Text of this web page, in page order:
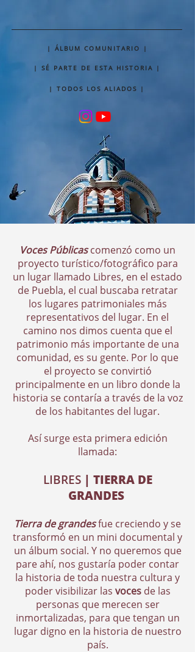
| ÁLBUM COMUNITARIO |
| SÉ PARTE DE ESTA HISTORIA |
| TODOS LOS ALIADOS |
Voces Públicascomenzó como un
proyecto turístico/fotográfico para
un lugar llamado Libres, en el estado
de Puebla, el cual buscaba retratar
los lugares patrimoniales más
representativos del lugar. En el
camino nos dimos cuenta que el
patrimonio más importante de una
comunidad, es su gente. Por lo que
el proyecto se convirtió
principalmente en un libro donde la
historia se contaría a través de la voz
de los habitantes del lugar.
Así surge esta primera edición
llamada:
LIBRES | TIERRA DE
GRANDES
Tierra de grandesfue creciendo y se
transformó en un mini documental y
un álbum social. Y no queremos que
pare ahí, nos gustaría poder contar
la historia de toda nuestra cultura y
poder visibilizar las vocesde las
personas que merecen ser
inmortalizadas, para que tengan un
lugar digno en la historia de nuestro
país.